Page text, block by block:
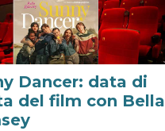
Dancer: data di
del film con Bella